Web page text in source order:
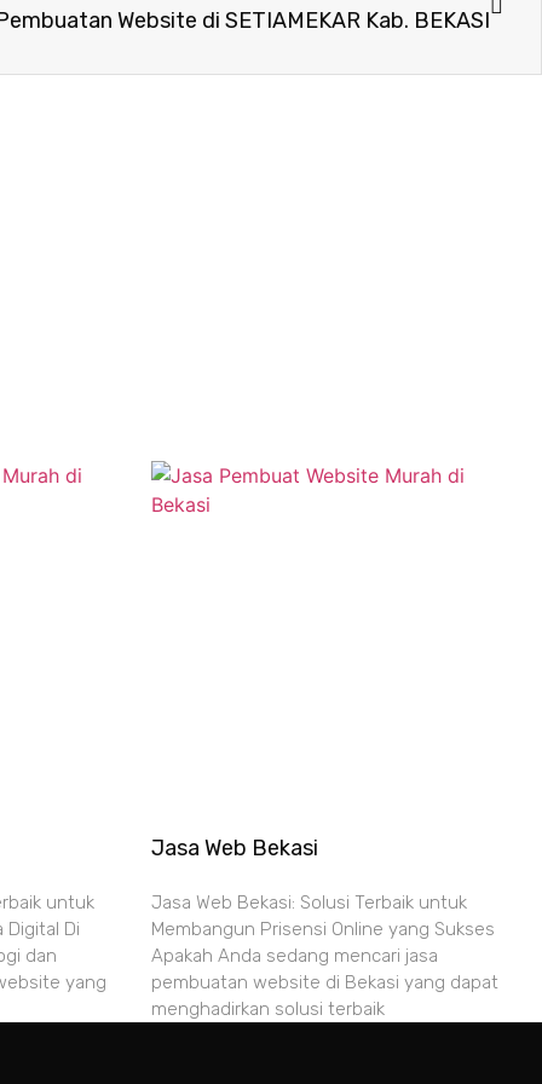
Website di SETIAMEKAR Kab. BEKASI
untuk
Digital Di
dan
yang
Jasa Web Bekasi
Jasa Web Bekasi: Solusi Terbaik untuk
Membangun Prisensi Online yang Sukses
Apakah Anda sedang mencari jasa
pembuatan website di Bekasi yang dapat
menghadirkan solusi terbaik